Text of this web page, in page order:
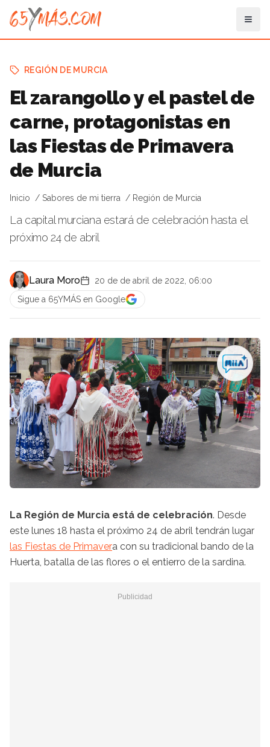
REGIÓN DE MURCIA
El zarangollo y el pastel de
carne, protagonistas en
las Fiestas de Primavera
de Murcia
Inicio Sabores de mi tierra Región de Murcia
La capital murciana estará de celebración hasta el
próximo 24 de abril
Laura Moro
20 de de abril de 2022, 06:00
Sigue a 65YMÁS en Google
La Región de Murcia está de celebración. Desde
este lunes 18 hasta el próximo 24 de abril tendrán lugar
las Fiestas de Primavera con su tradicional bando de la
Huerta, batalla de las flores o el entierro de la sardina.